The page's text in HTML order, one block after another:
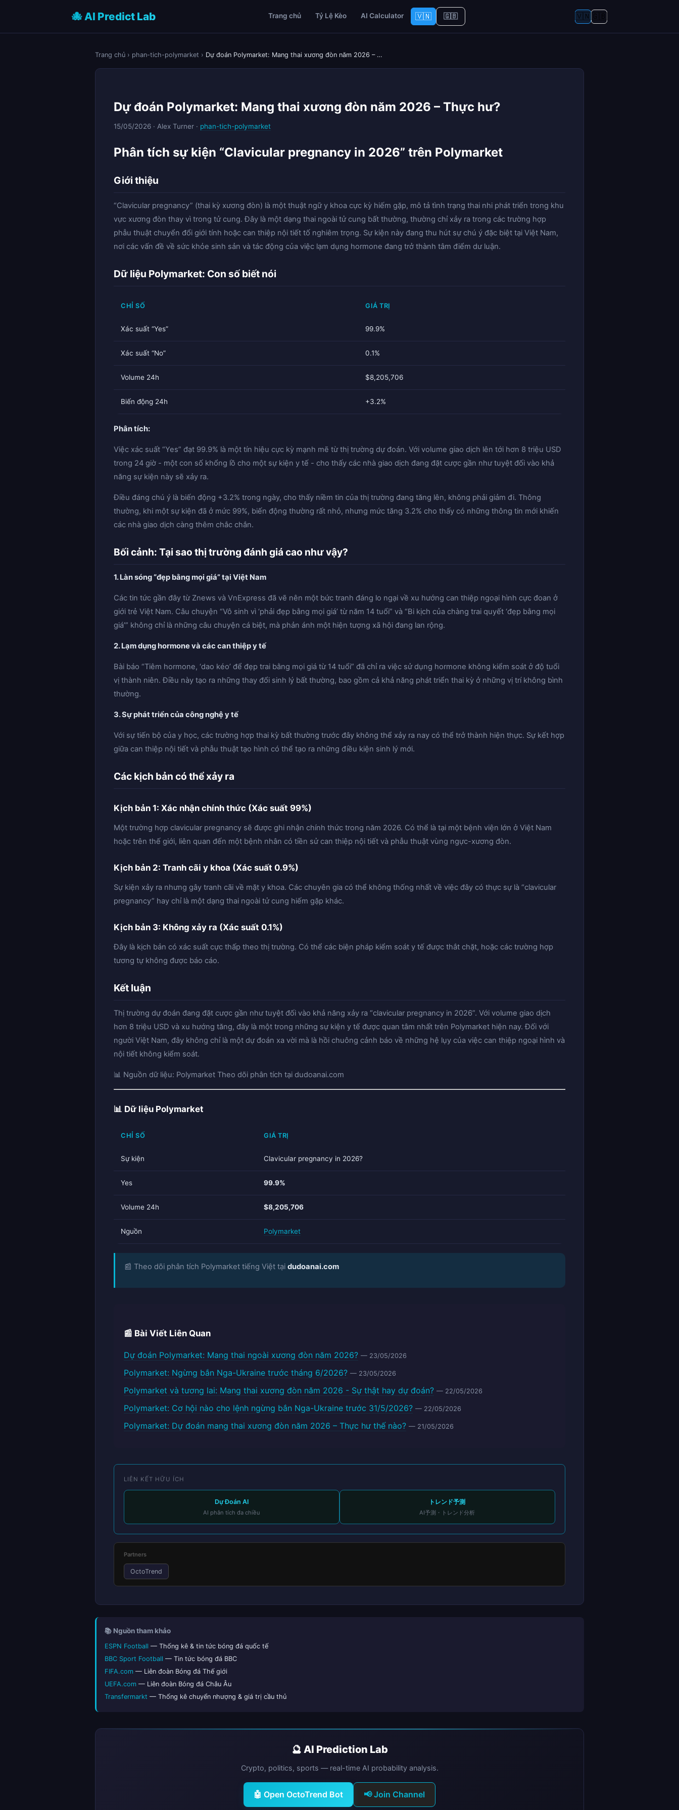
🐙 AI Predict Lab Trang chủ Tỷ Lệ Kèo AI Calculator 🇻🇳 🇬🇧 🇻🇳🇬🇧
Trang chủ › phan-tich-polymarket › Dự đoán Polymarket: Mang thai xương đòn năm 2026 – …
Dự đoán Polymarket: Mang thai xương đòn năm 2026 – Thực hư?
15/05/2026 · Alex Turner · phan-tich-polymarket
Phân tích sự kiện “Clavicular pregnancy in 2026” trên Polymarket
Giới thiệu
“Clavicular pregnancy” (thai kỳ xương đòn) là một thuật ngữ y khoa cực kỳ hiếm gặp, mô tả tình trạng thai nhi phát triển trong khu
vực xương đòn thay vì trong tử cung. Đây là một dạng thai ngoài tử cung bất thường, thường chỉ xảy ra trong các trường hợp
phẫu thuật chuyển đổi giới tính hoặc can thiệp nội tiết tố nghiêm trọng. Sự kiện này đang thu hút sự chú ý đặc biệt tại Việt Nam,
nơi các vấn đề về sức khỏe sinh sản và tác động của việc lạm dụng hormone đang trở thành tâm điểm dư luận.
Dữ liệu Polymarket: Con số biết nói
CHỈ SỐ GIÁ TRỊ
Xác suất “Yes” 99.9%
Xác suất “No” 0.1%
Volume 24h $8,205,706
Biến động 24h +3.2%
Phân tích:
Việc xác suất “Yes” đạt 99.9% là một tín hiệu cực kỳ mạnh mẽ từ thị trường dự đoán. Với volume giao dịch lên tới hơn 8 triệu USD
trong 24 giờ - một con số khổng lồ cho một sự kiện y tế - cho thấy các nhà giao dịch đang đặt cược gần như tuyệt đối vào khả
năng sự kiện này sẽ xảy ra.
Điều đáng chú ý là biến động +3.2% trong ngày, cho thấy niềm tin của thị trường đang tăng lên, không phải giảm đi. Thông
thường, khi một sự kiện đã ở mức 99%, biến động thường rất nhỏ, nhưng mức tăng 3.2% cho thấy có những thông tin mới khiến
các nhà giao dịch càng thêm chắc chắn.
Bối cảnh: Tại sao thị trường đánh giá cao như vậy?
1. Làn sóng “đẹp bằng mọi giá” tại Việt Nam
Các tin tức gần đây từ Znews và VnExpress đã vẽ nên một bức tranh đáng lo ngại về xu hướng can thiệp ngoại hình cực đoan ở
giới trẻ Việt Nam. Câu chuyện “Vô sinh vì ‘phải đẹp bằng mọi giá’ từ năm 14 tuổi” và “Bi kịch của chàng trai quyết ‘đẹp bằng mọi
giá’” không chỉ là những câu chuyện cá biệt, mà phản ánh một hiện tượng xã hội đang lan rộng.
2. Lạm dụng hormone và các can thiệp y tế
Bài báo “Tiêm hormone, ‘dao kéo’ để đẹp trai bằng mọi giá từ 14 tuổi” đã chỉ ra việc sử dụng hormone không kiểm soát ở độ tuổi
vị thành niên. Điều này tạo ra những thay đổi sinh lý bất thường, bao gồm cả khả năng phát triển thai kỳ ở những vị trí không bình
thường.
3. Sự phát triển của công nghệ y tế
Với sự tiến bộ của y học, các trường hợp thai kỳ bất thường trước đây không thể xảy ra nay có thể trở thành hiện thực. Sự kết hợp
giữa can thiệp nội tiết và phẫu thuật tạo hình có thể tạo ra những điều kiện sinh lý mới.
Các kịch bản có thể xảy ra
Kịch bản 1: Xác nhận chính thức (Xác suất 99%)
Một trường hợp clavicular pregnancy sẽ được ghi nhận chính thức trong năm 2026. Có thể là tại một bệnh viện lớn ở Việt Nam
hoặc trên thế giới, liên quan đến một bệnh nhân có tiền sử can thiệp nội tiết và phẫu thuật vùng ngực-xương đòn.
Kịch bản 2: Tranh cãi y khoa (Xác suất 0.9%)
Sự kiện xảy ra nhưng gây tranh cãi về mặt y khoa. Các chuyên gia có thể không thống nhất về việc đây có thực sự là “clavicular
pregnancy” hay chỉ là một dạng thai ngoài tử cung hiếm gặp khác.
Kịch bản 3: Không xảy ra (Xác suất 0.1%)
Đây là kịch bản có xác suất cực thấp theo thị trường. Có thể các biện pháp kiểm soát y tế được thắt chặt, hoặc các trường hợp
tương tự không được báo cáo.
Kết luận
Thị trường dự đoán đang đặt cược gần như tuyệt đối vào khả năng xảy ra “clavicular pregnancy in 2026”. Với volume giao dịch
hơn 8 triệu USD và xu hướng tăng, đây là một trong những sự kiện y tế được quan tâm nhất trên Polymarket hiện nay. Đối với
người Việt Nam, đây không chỉ là một dự đoán xa vời mà là hồi chuông cảnh báo về những hệ lụy của việc can thiệp ngoại hình và
nội tiết không kiểm soát.
📊 Nguồn dữ liệu: Polymarket Theo dõi phân tích tại dudoanai.com
📊 Dữ liệu Polymarket
CHỈ SỐ GIÁ TRỊ
Sự kiện Clavicular pregnancy in 2026?
Yes 99.9%
Volume 24h $8,205,706
Nguồn Polymarket
📰 Theo dõi phân tích Polymarket tiếng Việt tại dudoanai.com
📰 Bài Viết Liên Quan
Dự đoán Polymarket: Mang thai ngoài xương đòn năm 2026? — 23/05/2026
Polymarket: Ngừng bắn Nga-Ukraine trước tháng 6/2026? — 23/05/2026
Polymarket và tương lai: Mang thai xương đòn năm 2026 - Sự thật hay dự đoán? — 22/05/2026
Polymarket: Cơ hội nào cho lệnh ngừng bắn Nga-Ukraine trước 31/5/2026? — 22/05/2026
Polymarket: Dự đoán mang thai xương đòn năm 2026 – Thực hư thế nào? — 21/05/2026
LIÊN KẾT HỮU ÍCH
Dự Đoán AI
AI phân tích đa chiều
トレンド予測
AI予測・トレンド分析
Partners
OctoTrend
📚 Nguồn tham khảo
ESPN Football — Thống kê & tin tức bóng đá quốc tế
BBC Sport Football — Tin tức bóng đá BBC
FIFA.com — Liên đoàn Bóng đá Thế giới
UEFA.com — Liên đoàn Bóng đá Châu Âu
Transfermarkt — Thống kê chuyển nhượng & giá trị cầu thủ
🔮 AI Prediction Lab
Crypto, politics, sports — real-time AI probability analysis.
🤖 Open OctoTrend Bot 📢 Join Channel